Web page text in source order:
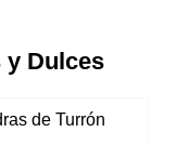
y Dulces
de Turrón